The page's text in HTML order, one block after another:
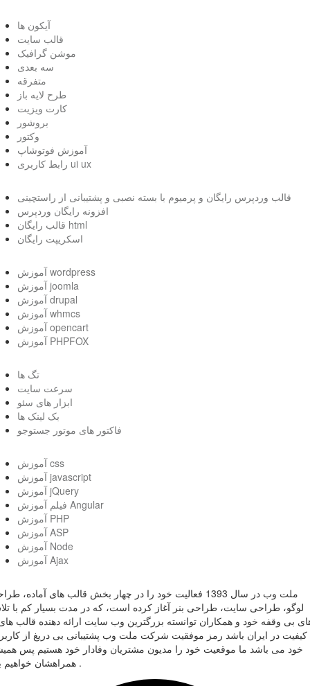
آیکون ها
قالب سایت
موشن گرافیک
سه بعدی
متفرقه
طرح لایه باز
کارت ویزیت
بروشور
وکتور
آموزش فوتوشاپ
رابط کاربری ui ux
قالب وردپرس رایگان و پرمیوم با بسته نصبی و پشتیبانی از راستچینی
افزونه رایگان وردپرس
قالب رایگان html
اسکریپت رایگان
آموزش wordpress
آموزش joomla
آموزش drupal
آموزش whmcs
آموزش opencart
آموزش PHPFOX
تگ ها
سرعت سایت
ابزار های سئو
بک لینک ها
فاکتور های موتور جستوجو
آموزش css
آموزش javascript
آموزش jQuery
فیلم آموزش Angular
آموزش PHP
آموزش ASP
آموزش Node
آموزش Ajax
ملت وب در سال 1393 فعالیت خود را در چهار بخش قالب های آماده،
لوگو، طراحی سایت، طراحی بنر آغاز کرده است، که در مدت بسیار کم با
بی وقفه خود و همکاران توانسته بزرگترین وب سایت ارائه دهنده قالب
کیفیت در ایران باشد رمز موفقیت شرکت ملت وب پشتیبانی بی دریغ از
خود می باشد ما موقعیت خود را مدیون مشتریان وفادار خود هستیم پس
همراهشان خواهیم بود .